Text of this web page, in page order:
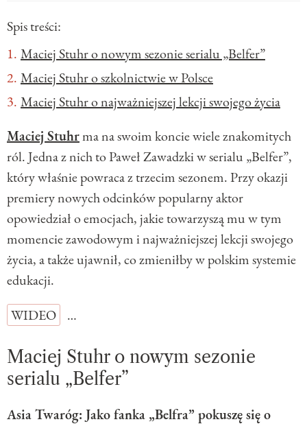
Spis treści:
Maciej Stuhr o nowym sezonie serialu „Belfer”
Maciej Stuhr o szkolnictwie w Polsce
Maciej Stuhr o najważniejszej lekcji swojego życia
Maciej Stuhrma na swoim koncie wiele znakomitych
ról. Jedna z nich to Paweł Zawadzki w serialu „Belfer”,
który właśnie powraca z trzecim sezonem. Przy okazji
premiery nowych odcinków popularny aktor
opowiedział o emocjach, jakie towarzyszą mu w tym
momencie zawodowym i najważniejszej lekcji swojego
życia, a także ujawnił, co zmieniłby w polskim systemie
edukacji.
WIDEO
…
Maciej Stuhr o nowym sezonie
serialu „Belfer”
Asia Twaróg: Jako fanka „Belfra” pokuszę się o